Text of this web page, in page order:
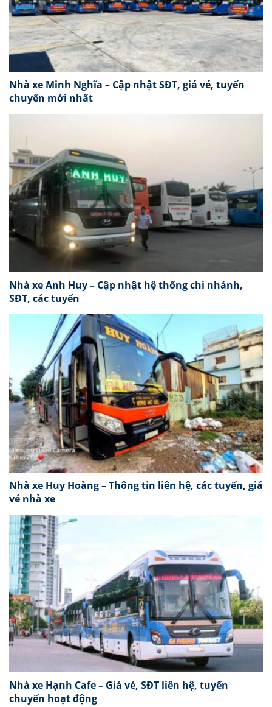
Nhà xe Minh Nghĩa – Cập nhật SĐT, giá vé, tuyến
chuyến mới nhất
Nhà xe Anh Huy – Cập nhật hệ thống chi nhánh,
SĐT, các tuyến
Nhà xe Huy Hoàng – Thông tin liên hệ, các tuyến, giá
vé nhà xe
Nhà xe Hạnh Cafe – Giá vé, SĐT liên hệ, tuyến
chuyến hoạt động